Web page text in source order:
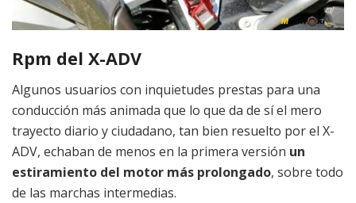
Rpm del X-ADV
Algunos usuarios con inquietudes prestas para una
conducción más animada que lo que da de sí el mero
trayecto diario y ciudadano, tan bien resuelto por el X-
ADV, echaban de menos en la primera versión un
estiramiento del motor más prolongado, sobre todo
de las marchas intermedias.